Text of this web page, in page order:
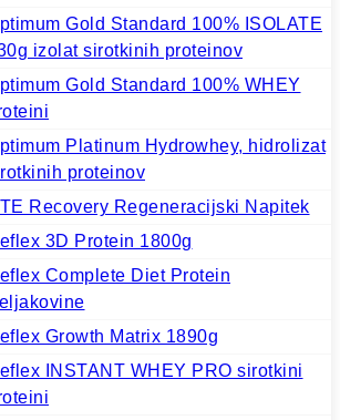
Gold Standard 100% ISOLATE
izolat sirotkinih proteinov
Gold Standard 100% WHEY
Platinum Hydrowhey, hidrolizat
proteinov
Recovery Regeneracijski Napitek
3D Protein 1800g
Complete Diet Protein
Growth Matrix 1890g
INSTANT WHEY PRO sirotkini